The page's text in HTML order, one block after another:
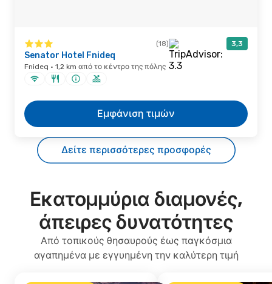
(18) 3,3
Senator Hotel Fnideq
Fnideq · 1,2 km από το κέντρο της πόλης
Εμφάνιση τιμών
Δείτε περισσότερες προσφορές
Εκατομμύρια διαμονές,
άπειρες δυνατότητες
Από τοπικούς θησαυρούς έως παγκόσμια
αγαπημένα με εγγυημένη την καλύτερη τιμή